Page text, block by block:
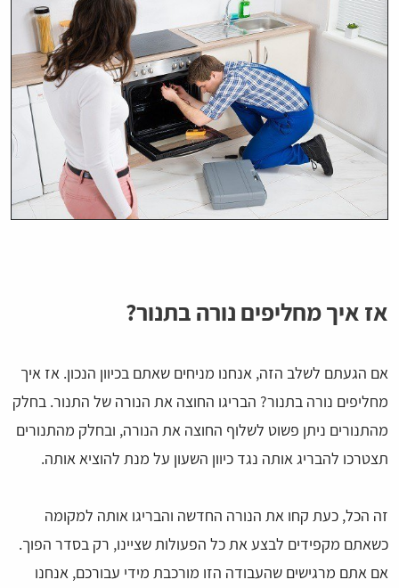
אז איך מחליפים נורה בתנור?
אם הגעתם לשלב הזה, אנחנו מניחים שאתם בכיוון הנכון. אז איך
מחליפים נורה בתנור? הבריגו החוצה את הנורה של התנור. בחלק
מהתנורים ניתן פשוט לשלוף החוצה את הנורה, ובחלק מהתנורים
תצטרכו להבריג אותה נגד כיוון השעון על מנת להוציא אותה.
זה הכל, כעת קחו את הנורה החדשה והבריגו אותה למקומה
כשאתם מקפידים לבצע את כל הפעולות שציינו, רק בסדר הפוך.
אם אתם מרגישים שהעבודה הזו מורכבת מידי עבורכם, אנחנו